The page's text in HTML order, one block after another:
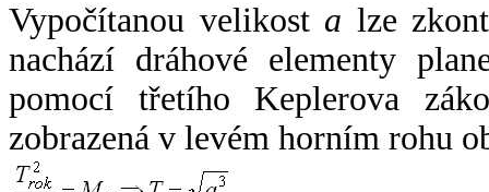
Vypočítanou velikost a lze
nachází dráhové elementy
pomocí třetího Keplerova
zobrazená v levém horním rohu